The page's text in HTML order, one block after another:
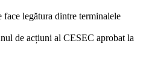
legătura dintre terminalele
de acțiuni al CESEC aprobat la